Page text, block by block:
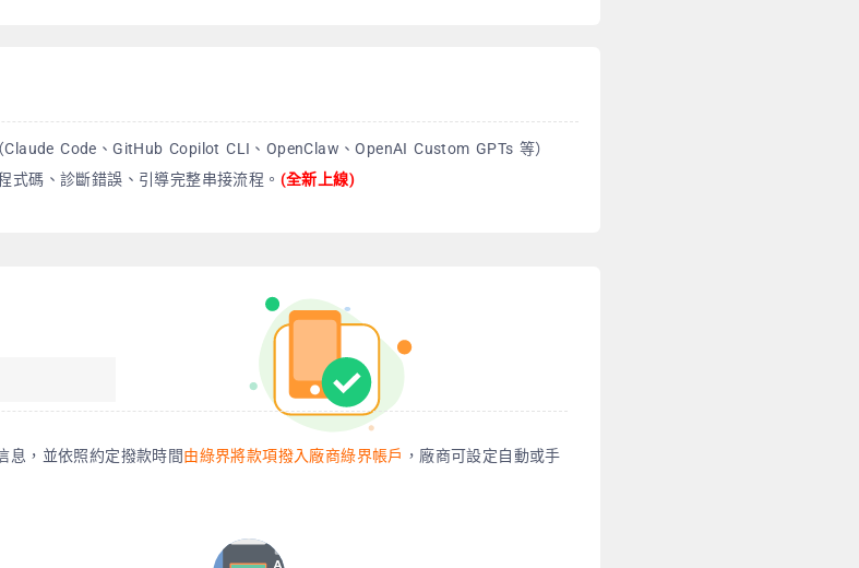
Code、GitHub Copilot CLI、OpenClaw、OpenAI Custom GPTs 等）
碼、診斷錯誤、引導完整串接流程。 (全新上線)
息，並依照約定撥款時間由綠界將款項撥入廠商綠界帳戶 ，廠商可設定自動或手